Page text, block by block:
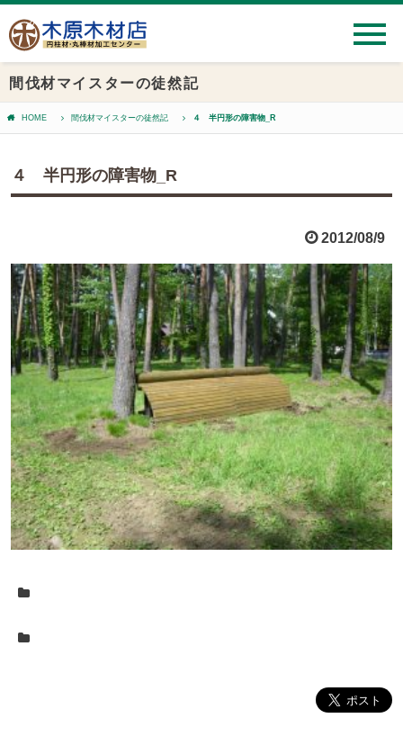
間伐材マイスターの徒然記
HOME 間伐材マイスターの徒然記 ４ 半円形の障害物_R
４ 半円形の障害物_R
2012/08/9